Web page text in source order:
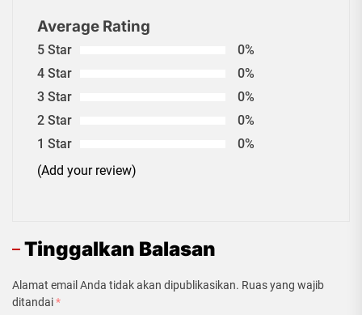
Average Rating
5 Star
0%
4 Star
0%
3 Star
0%
2 Star
0%
1 Star
0%
(Add your review)
Tinggalkan Balasan
Alamat email Anda tidak akan dipublikasikan. Ruas yang wajib
ditandai*